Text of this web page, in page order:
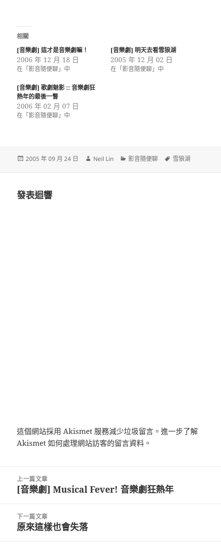
相關
[音樂劇] 這才是音樂劇嘛！
2006 年 12 月 18 日
在「影音隨便聊」中
[音樂劇] 明天去看雪狼湖
2005 年 12 月 02 日
在「影音隨便聊」中
[音樂劇] 歌劇魅影 :: 音樂劇狂
熱年的最後一瞥
2006 年 02 月 07 日
在「影音隨便聊」中
發
2005 年 09 月 24 日
作
Neil Lin
分
影音隨便聊
標
雪狼湖
發表迴響
這個網站採用 Akismet 服務減少垃圾留言。進一步了解
Akismet 如何處理網站訪客的留言資料 。
上一篇文章
上
篇
文
[音樂劇] Musical Fever! 音樂劇狂熱年
下一篇文章
下
原來這樣也會失落